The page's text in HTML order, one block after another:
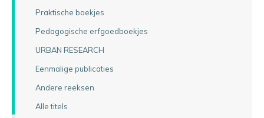
Praktische boekjes
Pedagogische erfgoedboekjes
URBAN RESEARCH
Eenmalige publicaties
Andere reeksen
Alle titels